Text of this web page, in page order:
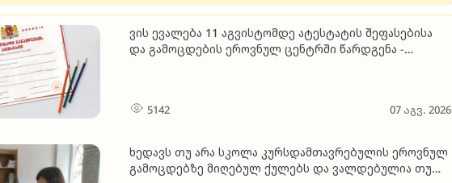
ვის ევალება 11 აგვისტომდე ატესტატის შეფასებისა
და გამოცდების ეროვნულ ცენტრში წარდგენა -
5142 07 აგვ. 2026
ხედავს თუ არა სკოლა კურსდამთავრებულის ეროვნულ
გამოცდებზე მიღებულ ქულებს და ვალდებულია თუ